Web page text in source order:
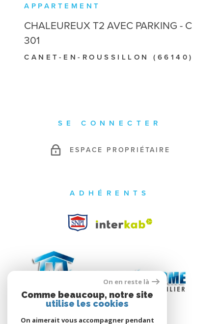
APPARTEMENT
CHALEUREUX T2 AVEC PARKING - C
301
CANET-EN-ROUSSILLON (66140)
SE CONNECTER
ESPACE PROPRIÉTAIRE
ADHÉRENTS
On en reste là
Comme beaucoup, notre site
utilise les cookies
On aimerait vous accompagner pendant